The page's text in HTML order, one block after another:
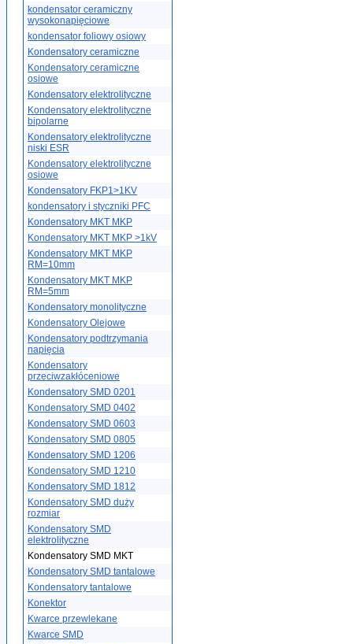
kondensator ceramiczny
wysokonapięciowe
kondensator foliowy osiowy
Kondensatory ceramiczne
Kondensatory ceramiczne
osiowe
Kondensatory elektrolityczne
Kondensatory elektrolityczne
bipolarne
Kondensatory elektrolityczne
niski ESR
Kondensatory elektrolityczne
osiowe
Kondensatory FKP1>1KV
kondensatory i styczniki PFC
Kondensatory MKT MKP
Kondensatory MKT MKP >1kV
Kondensatory MKT MKP
RM=10mm
Kondensatory MKT MKP
RM=5mm
Kondensatory monolityczne
Kondensatory Olejowe
Kondensatory podtrzymania
napięcia
Kondensatory
przeciwzakłóceniowe
Kondensatory SMD 0201
Kondensatory SMD 0402
Kondensatory SMD 0603
Kondensatory SMD 0805
Kondensatory SMD 1206
Kondensatory SMD 1210
Kondensatory SMD 1812
Kondensatory SMD duży
rozmiar
Kondensatory SMD
elektrolityczne
Kondensatory SMD MKT
Kondensatory SMD tantalowe
Kondensatory tantalowe
Konektor
Kwarce przewlekane
Kwarce SMD